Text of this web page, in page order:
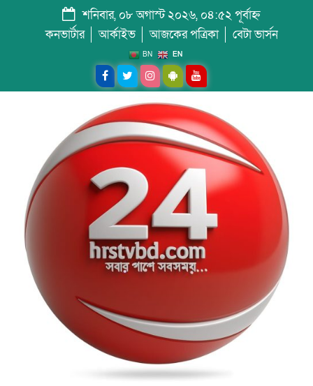
শনিবার, ০৮ অগাস্ট ২০২৬, ০৪:৫২ পূর্বাহ্ন
কনভার্টার
আর্কাইভ আজকের পত্রিকা বেটা ভার্সন
BN EN